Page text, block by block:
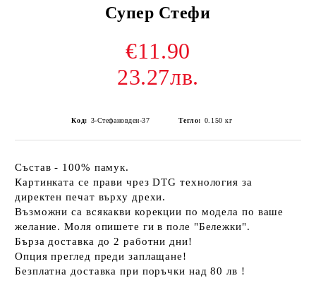
Супер Стефи
€11.90
23.27лв.
Код: 3-Стефановден-37 Тегло: 0.150 кг
Състав - 100% памук.
Картинката се прави чрез DTG технология за
директен печат върху дрехи.
Възможни са всякакви корекции по модела по ваше
желание. Моля опишете ги в поле "Бележки".
Бърза доставка до 2 работни дни!
Опция преглед преди заплащане!
Безплатна доставка при поръчки над 80 лв !